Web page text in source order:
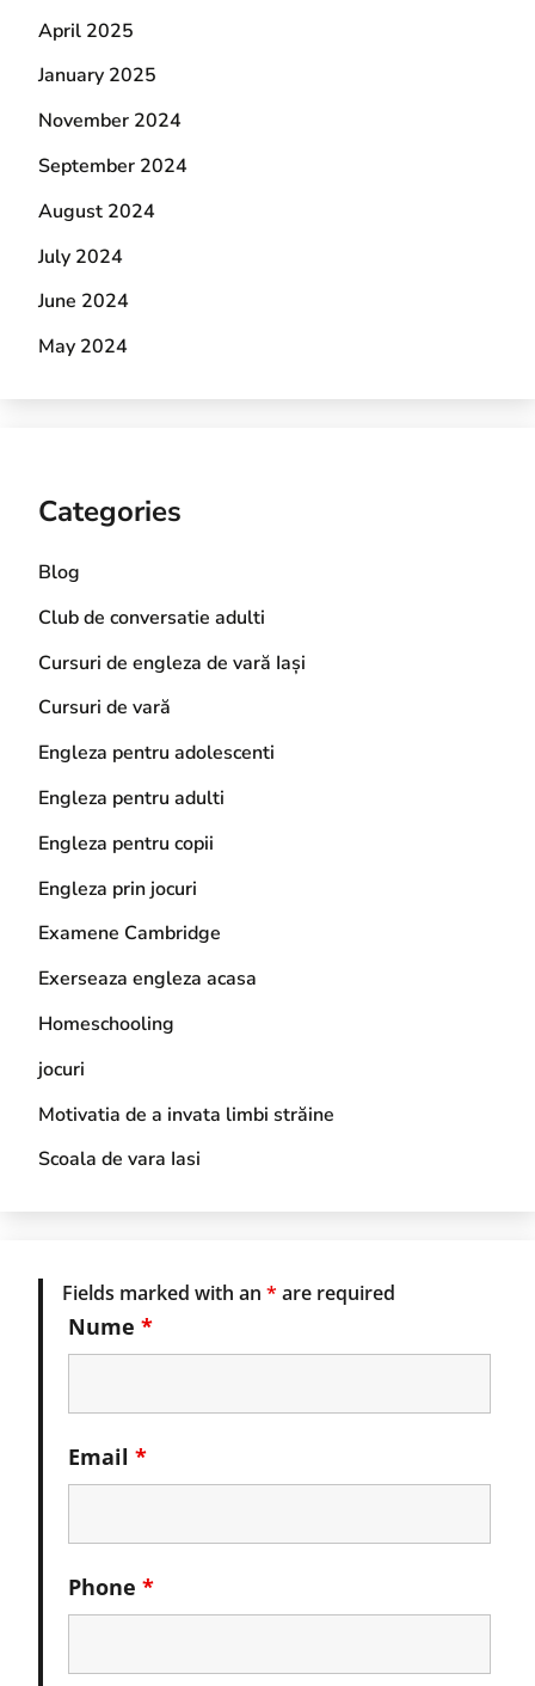
April 2025
January 2025
November 2024
September 2024
August 2024
July 2024
June 2024
May 2024
Categories
Blog
Club de conversatie adulti
Cursuri de engleza de vară Iași
Cursuri de vară
Engleza pentru adolescenti
Engleza pentru adulti
Engleza pentru copii
Engleza prin jocuri
Examene Cambridge
Exerseaza engleza acasa
Homeschooling
jocuri
Motivatia de a invata limbi străine
Scoala de vara Iasi
Fields marked with an * are required
Nume *
Email *
Phone *